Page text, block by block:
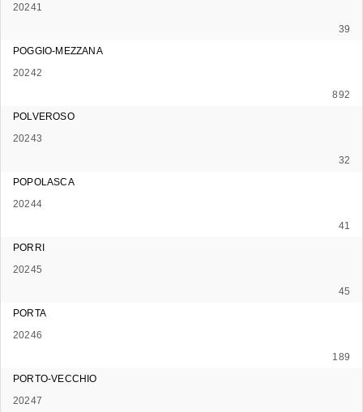
20241
39
POGGIO-MEZZANA
20242
892
POLVEROSO
20243
32
POPOLASCA
20244
41
PORRI
20245
45
PORTA
20246
189
PORTO-VECCHIO
20247